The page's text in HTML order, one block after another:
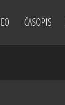
ČASOPIS